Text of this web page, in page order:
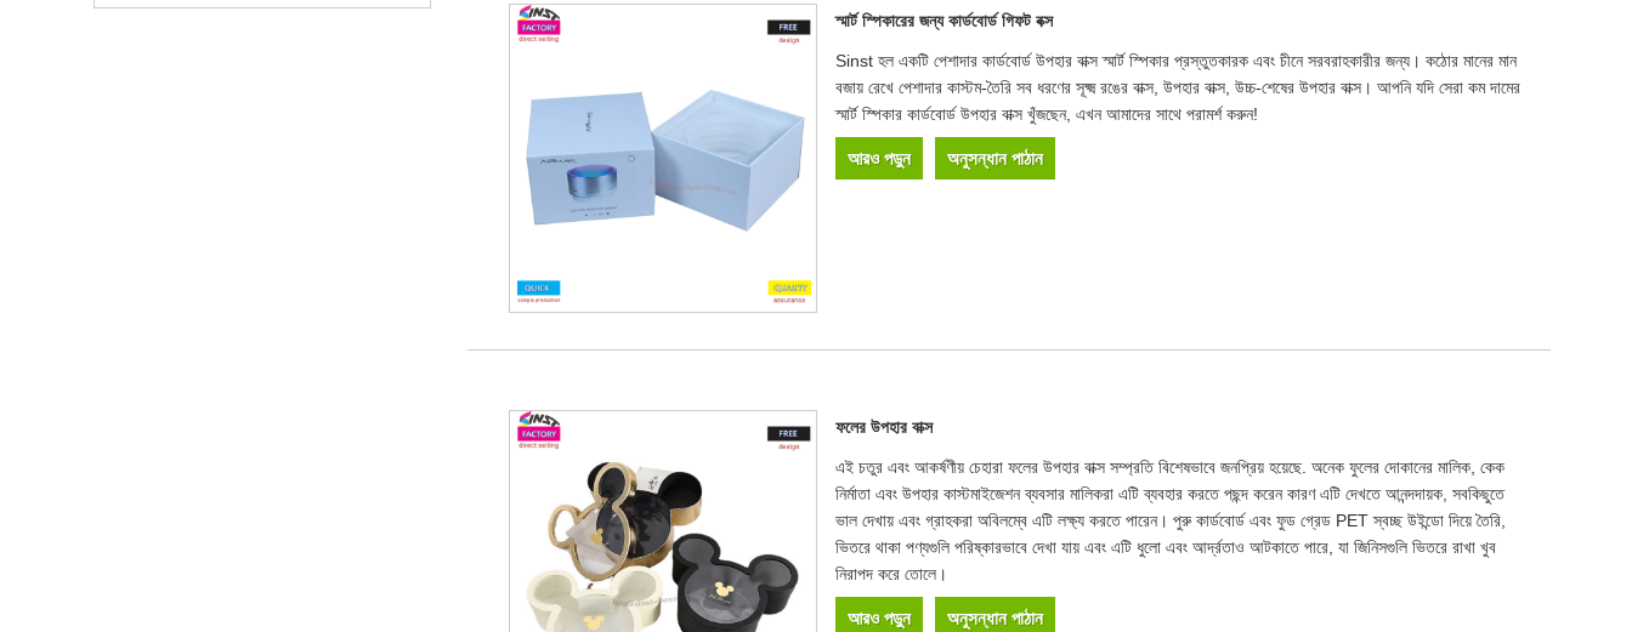
স্মার্ট স্পিকারের জন্য কার্ডবোর্ড গিফট বক্স
Sinst হল একটি পেশাদার কার্ডবোর্ড উপহার বাক্স স্মার্ট স্পিকার প্রস্তুতকারক এবং চীনে সরবরাহকারীর জন্য। কঠোর মানের মান
বজায় রেখে পেশাদার কাস্টম-তৈরি সব ধরণের সূক্ষ্ম রঙের বাক্স, উপহার বাক্স, উচ্চ-শেষের উপহার বাক্স। আপনি যদি সেরা কম দামের
স্মার্ট স্পিকার কার্ডবোর্ড উপহার বাক্স খুঁজছেন, এখন আমাদের সাথে পরামর্শ করুন!
আরও পড়ুন অনুসন্ধান পাঠান
ফলের উপহার বাক্স
এই চতুর এবং আকর্ষণীয় চেহারা ফলের উপহার বাক্স সম্প্রতি বিশেষভাবে জনপ্রিয় হয়েছে. অনেক ফুলের দোকানের মালিক, কেক
নির্মাতা এবং উপহার কাস্টমাইজেশন ব্যবসার মালিকরা এটি ব্যবহার করতে পছন্দ করেন কারণ এটি দেখতে আনন্দদায়ক, সবকিছুতে
ভাল দেখায় এবং গ্রাহকরা অবিলম্বে এটি লক্ষ্য করতে পারেন। পুরু কার্ডবোর্ড এবং ফুড গ্রেড PET স্বচ্ছ উইন্ডো দিয়ে তৈরি,
ভিতরে থাকা পণ্যগুলি পরিষ্কারভাবে দেখা যায় এবং এটি ধুলো এবং আর্দ্রতাও আটকাতে পারে, যা জিনিসগুলি ভিতরে রাখা খুব
নিরাপদ করে তোলে।
আরও পড়ুন অনুসন্ধান পাঠান